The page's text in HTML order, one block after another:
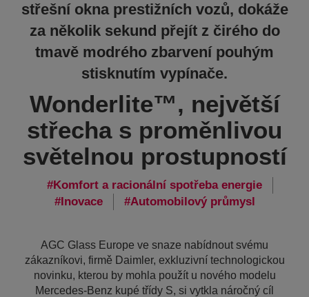
střešní okna prestižních vozů, dokáže
za několik sekund přejít z čirého do
tmavě modrého zbarvení pouhým
stisknutím vypínače.
Wonderlite™, největší
střecha s proměnlivou
světelnou prostupností
Komfort a racionální spotřeba energie
Inovace
Automobilový průmysl
AGC Glass Europe ve snaze nabídnout svému
zákazníkovi, firmě Daimler, exkluzivní technologickou
novinku, kterou by mohla použít u nového modelu
Mercedes-Benz kupé třídy S, si vytkla náročný cíl